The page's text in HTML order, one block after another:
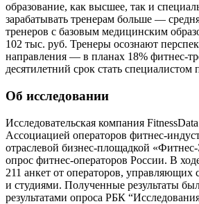
образование, как высшее, так и
зарабатывать тренерам больше —
тренеров с базовым медицинским
102 тыс. руб. Тренеры осознают
направления — в планах 18% фитнес-
десятилетний срок стать
Об исследовании
Исследовательская компания
Ассоциацией операторов фитнес-
отраслевой бизнес-площадкой
опрос фитнес-операторов России. В
211 анкет от операторов, управляющих
и студиями. Полученные результаты
результатами опроса РБК